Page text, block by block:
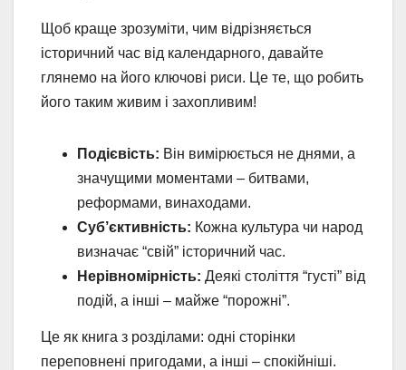
Щоб краще зрозуміти, чим відрізняється
історичний час від календарного, давайте
глянемо на його ключові риси. Це те, що робить
його таким живим і захопливим!
Подієвість: Він вимірюється не днями, а
значущими моментами – битвами,
реформами, винаходами.
Суб’єктивність: Кожна культура чи народ
визначає “свій” історичний час.
Нерівномірність: Деякі століття “густі” від
подій, а інші – майже “порожні”.
Це як книга з розділами: одні сторінки
переповнені пригодами, а інші – спокійніші.